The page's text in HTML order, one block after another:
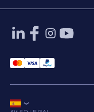
Mastercard Payment
Visa Payment
Paypal Payment